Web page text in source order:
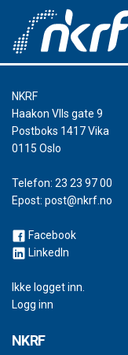
NKRF
Haakon VIIs gate 9
Postboks 1417 Vika
0115 Oslo
Telefon: 23 23 97 00
Epost: post@nkrf.no
Facebook
LinkedIn
Ikke logget inn.
Logg inn
NKRF